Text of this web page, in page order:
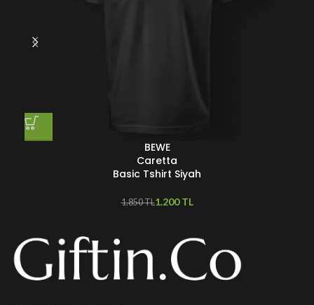
BEWE
Caretta
Basic Tshirt Siyah
1.850TL1.200TL